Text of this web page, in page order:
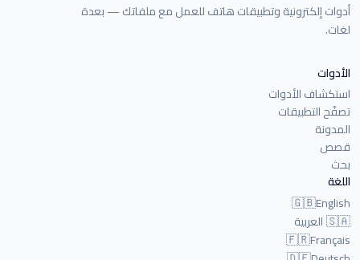
أدوات إلكترونية وتطبيقات هاتف للعمل مع ملفاتك — بعدة
لغات.
الأدوات
استكشاف الأدوات
تصفّح التطبيقات
المدونة
قصص
بحث
اللغة
🇬🇧English
🇸🇦العربية
🇫🇷Français